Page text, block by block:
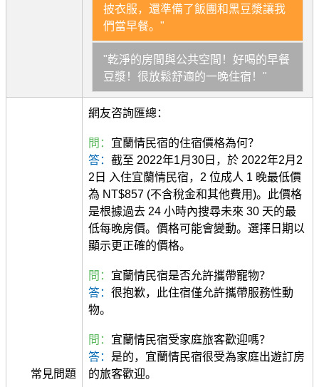
披衣服，還準備了飯團和黑豆漿讓我
們當早餐。"
"乾淨的房間與公共空間！好喝的早餐
豆漿！很放鬆舒適的一晚住宿！"
常見問題
網友咨詢匯總：
問： 宜蘭情民宿的住宿價格為何？
答： 截至 2022年1月30日，於 2022年2月2
2日 入住宜蘭情民宿，2 位成人 1 晚最低價
為 NT$857 (不含稅金和其他費用)。此價格
是根據過去 24 小時內搜尋未來 30 天的最
低每晚房價。價格可能會變動。選擇日期以
顯示更正確的價格。
問： 宜蘭情民宿是否允許攜帶寵物？
答： 很抱歉，此住宿僅允許攜帶服務性動
物。
問： 宜蘭情民宿受家庭旅客歡迎嗎？
答： 是的，宜蘭情民宿很受為家庭出遊訂房
的旅客歡迎。